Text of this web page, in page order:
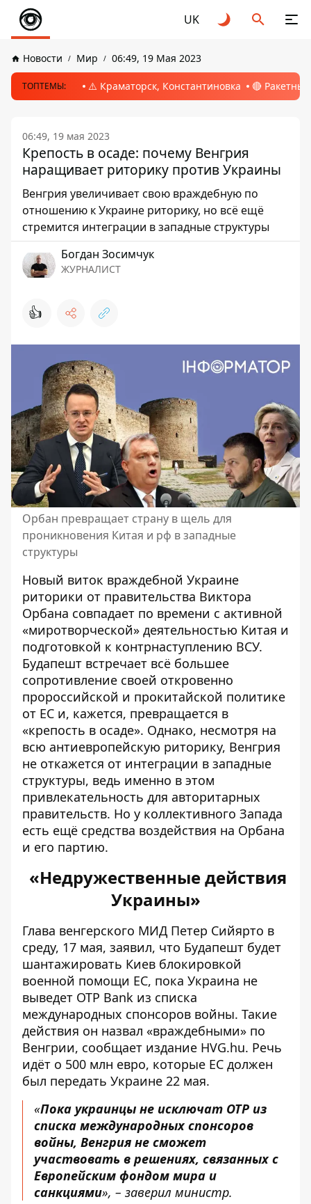
UK
Новости Мир 06:49, 19 Мая 2023
ТОПТЕМЫ: ⚠️ Краматорск, Константиновка 🔴
06:49, 19 мая 2023
Крепость в осаде: почему Венгрия
наращивает риторику против Украины
Венгрия увеличивает свою враждебную по
отношению к Украине риторику, но всё ещё
стремится интеграции в западные структуры
Богдан Зосимчук
ЖУРНАЛИСТ
👍
Орбан превращает страну в щель для
проникновения Китая и рф в западные
структуры
Новый виток враждебной Украине
риторики от правительства Виктора
Орбана совпадает по времени с активной
«миротворческой» деятельностью Китая и
подготовкой к контрнаступлению ВСУ.
Будапешт встречает всё большее
сопротивление своей откровенно
пророссийской и прокитайской политике
от ЕС и, кажется, превращается в
«крепость в осаде». Однако, несмотря на
всю антиевропейскую риторику, Венгрия
не откажется от интеграции в западные
структуры, ведь именно в этом
привлекательность для авторитарных
правительств. Но у коллективного Запада
есть ещё средства воздействия на Орбана
и его партию.
«Недружественные действия
Украины»
Глава венгерского МИД Петер Сийярто в
среду, 17 мая, заявил, что Будапешт будет
шантажировать Киев блокировкой
военной помощи ЕС, пока Украина не
выведет OTP Bank из списка
международных спонсоров войны. Такие
действия он назвал «враждебными» по
Венгрии, сообщает издание HVG.hu. Речь
идёт о 500 млн евро, которые ЕС должен
был передать Украине 22 мая.
«Пока украинцы не исключат OTP из
списка международных спонсоров
войны, Венгрия не сможет
участвовать в решениях, связанных с
Европейским фондом мира и
санкциями», – заверил министр.